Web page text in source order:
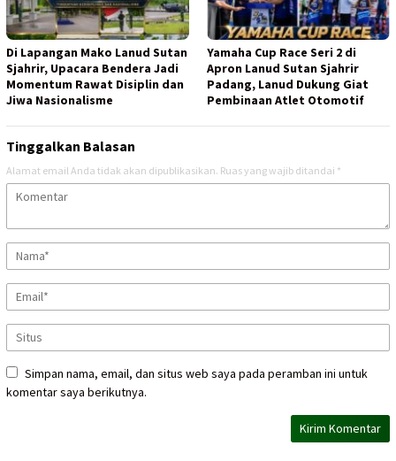
Di Lapangan Mako Lanud Sutan
Sjahrir, Upacara Bendera Jadi
Momentum Rawat Disiplin dan
Jiwa Nasionalisme
Yamaha Cup Race Seri 2 di
Apron Lanud Sutan Sjahrir
Padang, Lanud Dukung Giat
Pembinaan Atlet Otomotif
Tinggalkan Balasan
Alamat email Anda tidak akan dipublikasikan. Ruas yang wajib ditandai *
Simpan nama, email, dan situs web saya pada peramban ini untuk
komentar saya berikutnya.